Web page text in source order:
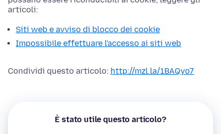
articoli:
Siti web e avviso di blocco dei cookie
Impossibile effettuare l'accesso ai siti web
Condividi questo articolo: http://mzl.la/1BAQyo7
È stato utile questo articolo?